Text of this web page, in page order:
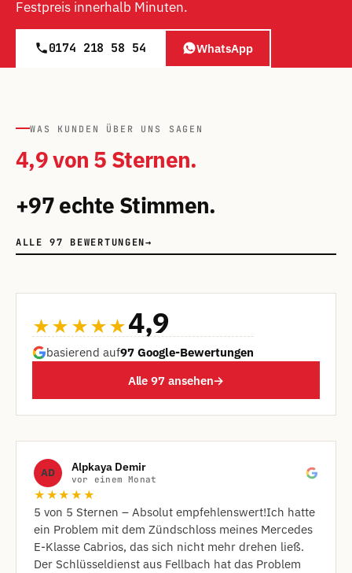
Festpreis innerhalb Minuten.
0174 218 58 54 WhatsApp
WAS KUNDEN ÜBER UNS SAGEN
4,9 von 5 Sternen.
+97 echte Stimmen.
ALLE 97 BEWERTUNGEN→
★★★★★4,9
basierend auf97 Google-Bewertungen
Alle 97 ansehen→
AD Alpkaya Demir
vor einem Monat
★★★★★
​5 von 5 Sternen – Absolut empfehlenswert! ​Ich hatte
ein Problem mit dem Zündschloss meines Mercedes
E-Klasse Cabrios, das sich nicht mehr drehen ließ.
Der Schlüsseldienst aus Fellbach hat das Problem